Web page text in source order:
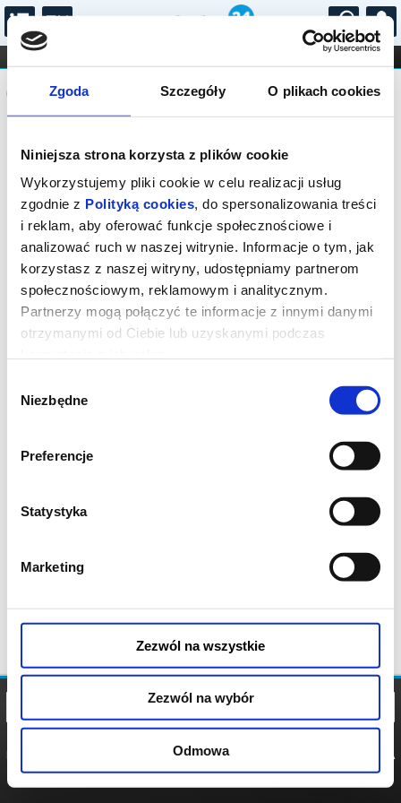
Zgoda Szczegóły O plikach cookies
Niniejsza strona korzysta z plików cookie
Wykorzystujemy pliki cookie w celu realizacji usług
zgodnie z Polityką cookies, do spersonalizowania treści
i reklam, aby oferować funkcje społecznościowe i
analizować ruch w naszej witrynie. Informacje o tym, jak
korzystasz z naszej witryny, udostępniamy partnerom
społecznościowym, reklamowym i analitycznym.
Partnerzy mogą połączyć te informacje z innymi danymi
otrzymanymi od Ciebie lub uzyskanymi podczas
zgody
Niezbędne
Preferencje
Statystyka
Marketing
Zezwól na wszystkie
Zezwól na wybór
Odmowa
...
FILHARMONIA OPERA I BALET
STAND-UP
DLA DZIECI
Komunikat
Sprzedaż on-line została zakończona,
sprawdź dostępność biletów w kasie.
POLITYKA
POLITYKA